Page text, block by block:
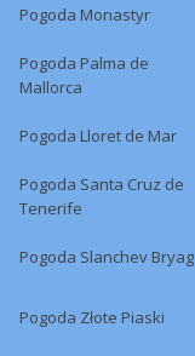
Pogoda Monastyr
Pogoda Palma de
Mallorca
Pogoda Lloret de Mar
Pogoda Santa Cruz de
Tenerife
Pogoda Slanchev Bryag
Pogoda Złote Piaski